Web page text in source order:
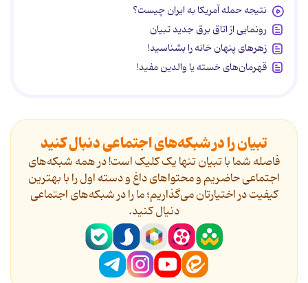
نتیجه حمله آمریکا به ایران چیست؟
رونمایی از اتاق برق جدید تبیان
زهرهای پنهان خانه را بشناسید!
قهرمان‌های خسته یا والدین مفید!
تبیان را در شبکه‌های اجتماعی دنبال کنید
فاصله شما با تبیان تنها یک کلیک است! در همه شبکه‌های
اجتماعی حاضریم و محتواهای داغ و دسته اول را با بهترین
کیفیت در اختیارتان می‌گذاریم؛ ما را در شبکه‌های اجتماعی
دنیال کنید.